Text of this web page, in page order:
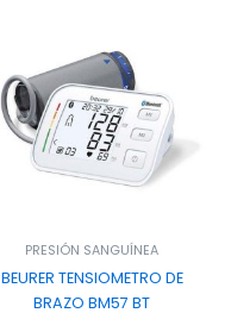
PRESIÓN SANGUÍNEA
BEURER TENSIOMETRO DE
BRAZO BM57 BT